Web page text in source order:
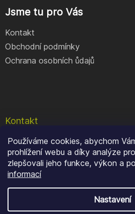
Používáme cookies, abychom
prohlížení webu a díky analýze
zlepšovali jeho funkce, výkon a
informací
Nastavení
Jsme tu pro Vás
Kontakt
Obchodní podmínky
Ochrana osobních ůdajů
Kontakt
e-shop @geocore.cz
+420 777 409 900